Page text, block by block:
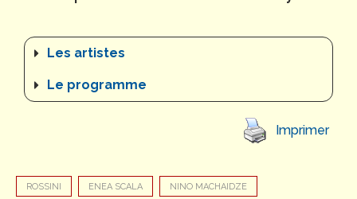
Les artistes
Le programme
Imprimer
ROSSINI ENEA SCALA NINO MACHAIDZE